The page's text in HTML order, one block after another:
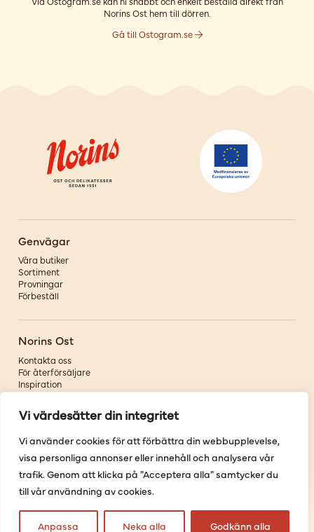
Vi värdesätter din integritet
Vi använder cookies för att förbättra din webbupplevelse,
visa personliga annonser eller innehåll och analysera vår
trafik. Genom att klicka på "Acceptera alla" samtycker du
till vår användning av cookies.
Anpassa Neka alla Godkänn alla
Norins Ost hem till dörren.
Gå till Ostogram.se
Genvägar
Våra butiker
Sortiment
Provningar
Förbeställ
Norins Ost
Kontakta oss
För återförsäljare
Inspiration
Om oss
Följ oss
Facebook
Instagram
Youtube